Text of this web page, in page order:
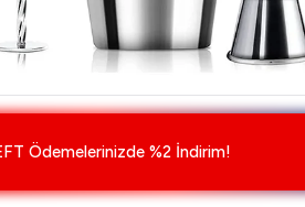
Ödemelerinizde %2 İndirim!